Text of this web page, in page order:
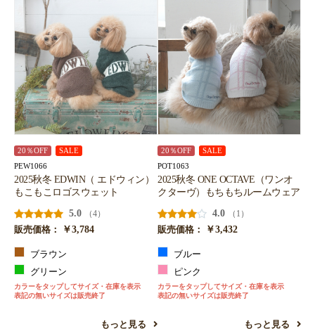
20％OFF SALE
PEW1066
2025秋冬 EDWIN（ エドウィン）
もこもこロゴスウェット
5.0
（4）
販売価格：
￥3,784
ブラウン
グリーン
カラーをタップしてサイズ・在庫を表示
表記の無いサイズは販売終了
もっと見る
20％OFF SALE
POT1063
2025秋冬 ONE OCTAVE（ワンオ
クターヴ）もちもちルームウェア
4.0
（1）
販売価格：
￥3,432
ブルー
ピンク
カラーをタップしてサイズ・在庫を表示
表記の無いサイズは販売終了
もっと見る